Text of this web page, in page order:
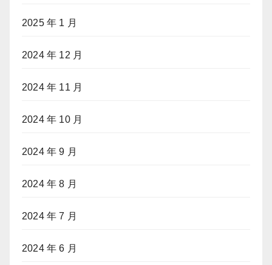
2025 年 1 月
2024 年 12 月
2024 年 11 月
2024 年 10 月
2024 年 9 月
2024 年 8 月
2024 年 7 月
2024 年 6 月